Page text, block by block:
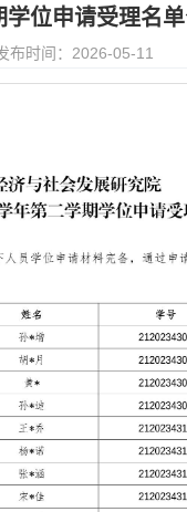
学位申请受理名
布时间：2026-05-11